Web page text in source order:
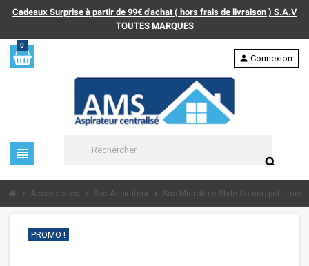
Cadeaux Surprise à partir de 99€ d'achat ( hors frais de livraison ) S.A.V
TOUTES MARQUES
0
view_headline
search
person Connexion
chevron_right Accessoires chevron_right Sac Aspirateur chevron_right Sac Microfibre Style Soteco petit
PROMO !